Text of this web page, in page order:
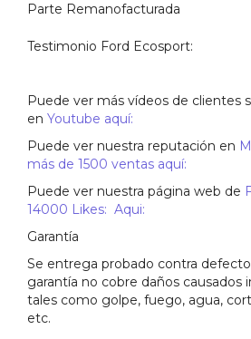
Parte Remanofacturada
Testimonio Ford Ecosport:
Puede ver más vídeos de clientes
en Youtube aquí:
Puede ver nuestra reputación en
más de 1500 ventas aquí:
Puede ver nuestra página web de
14000 Likes: Aqui:
Garantía
Se entrega probado contra
garantía no cobre daños causados
tales como golpe, fuego, agua,
etc.